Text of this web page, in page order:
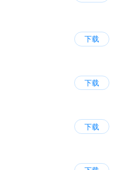
下载
下载
下载